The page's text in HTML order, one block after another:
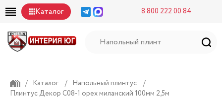
Каталог 8 800 222 00 84
/ Каталог / Напольный плинтус
/
Плинтус Декор С08-1 орех миланский 100мм 2,5м